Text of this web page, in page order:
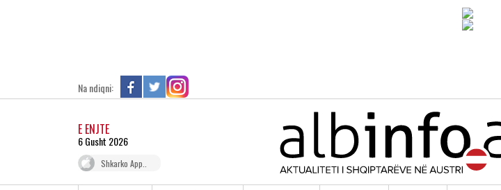
Na ndiqni:
E ENJTE
6 Gusht 2026
Shkarko App..